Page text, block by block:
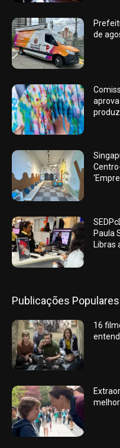
de
Paula
Libras
Publicações Populares
16